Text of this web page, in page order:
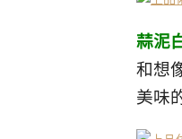
蒜泥
和想
美味